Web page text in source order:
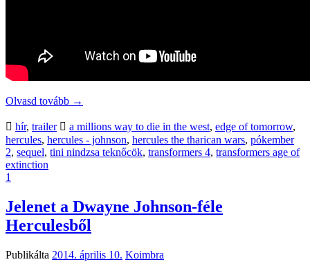
Olvasd tovább →
hír, trailer a millions way to die in the west, edge of tomorrow,
hercules, hercules - johnson, hercules the tharican wars, pókember
2, sequel, tini nindzsa teknőcök, transformers 4, transformers age of
extinction
1
Jelenet a Dwayne Johnson-féle
Herculesből
Publikálta 2014. április 10. Koimbra